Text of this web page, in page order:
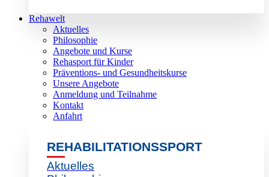
Rehawelt
Aktuelles
Philosophie
Angebote und Kurse
Rehasport für Kinder
Präventions- und Gesundheitskurse
Unsere Angebote
Anmeldung und Teilnahme
Kontakt
Anfahrt
REHABILITATIONSSPORT
Aktuelles